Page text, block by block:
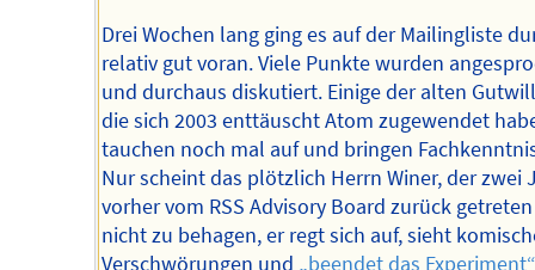
Drei Wochen lang ging es auf der Mailingliste
relativ gut voran. Viele Punkte wurden
und durchaus diskutiert. Einige der alten
die sich 2003 enttäuscht Atom zugewendet
tauchen noch mal auf und bringen
Nur scheint das plötzlich Herrn Winer, der zwei
vorher vom RSS Advisory Board zurück
nicht zu behagen, er regt sich auf, sieht
Verschwörungen und „beendet das Experiment“